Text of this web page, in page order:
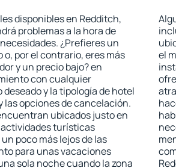
disponibles en Redditch,
problemas a la hora de
¿Prefieres un
por el contrario, eres más
y un precio bajo? en
con cualquier
y la tipología de hotel
las opciones de cancelación.
ubicados justo en
actividades turísticas
poco más lejos de las
para unas vacaciones
sola noche cuando la zona
el